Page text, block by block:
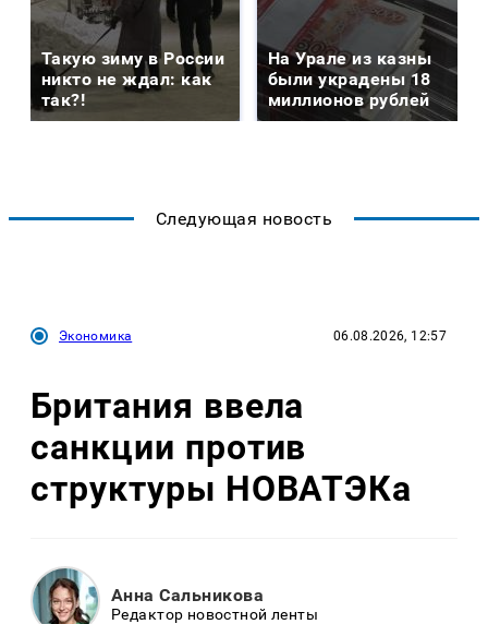
Такую зиму в России
никто не ждал: как
так?!
На Урале из казны
были украдены 18
миллионов рублей
Следующая новость
Экономика 06.08.2026, 12:57
Британия ввела
санкции против
структуры НОВАТЭКа
Анна Сальникова
Редактор новостной ленты